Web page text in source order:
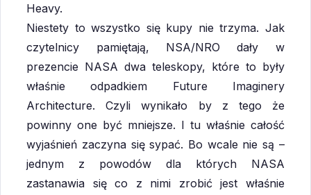
Heavy.
Niestety to wszystko się kupy nie trzyma. Jak
czytelnicy pamiętają, NSA/NRO dały w
prezencie NASA dwa teleskopy, które to były
właśnie odpadkiem Future Imaginery
Architecture. Czyli wynikało by z tego że
powinny one być mniejsze. I tu właśnie całość
wyjaśnień zaczyna się sypać. Bo wcale nie są –
jednym z powodów dla których NASA
zastanawia się co z nimi zrobić jest właśnie